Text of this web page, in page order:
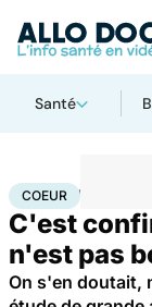
Santé
AccueilSanté
COEUR
C'est
n'est pas
On s'en doutait,